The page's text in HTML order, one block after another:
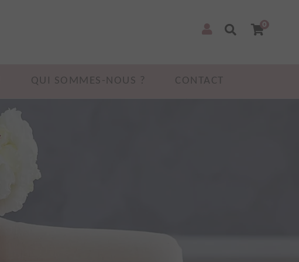
0
QUI SOMMES-NOUS ? CONTACT